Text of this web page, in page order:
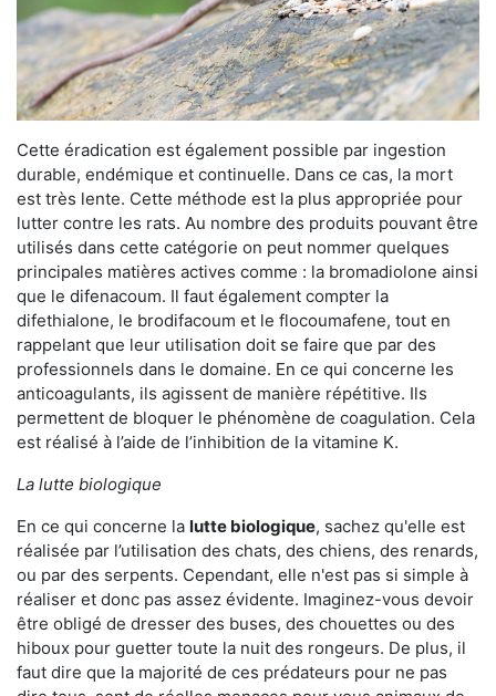
Cette éradication est également possible par ingestion
durable, endémique et continuelle. Dans ce cas, la mort
est très lente. Cette méthode est la plus appropriée pour
lutter contre les rats. Au nombre des produits pouvant être
utilisés dans cette catégorie on peut nommer quelques
principales matières actives comme : la bromadiolone ainsi
que le difenacoum. Il faut également compter la
difethialone, le brodifacoum et le flocoumafene, tout en
rappelant que leur utilisation doit se faire que par des
professionnels dans le domaine. En ce qui concerne les
anticoagulants, ils agissent de manière répétitive. Ils
permettent de bloquer le phénomène de coagulation. Cela
est réalisé à l’aide de l’inhibition de la vitamine K.
La lutte biologique
En ce qui concerne la lutte biologique, sachez qu'elle est
réalisée par l’utilisation des chats, des chiens, des renards,
ou par des serpents. Cependant, elle n'est pas si simple à
réaliser et donc pas assez évidente. Imaginez-vous devoir
être obligé de dresser des buses, des chouettes ou des
hiboux pour guetter toute la nuit des rongeurs. De plus, il
faut dire que la majorité de ces prédateurs pour ne pas